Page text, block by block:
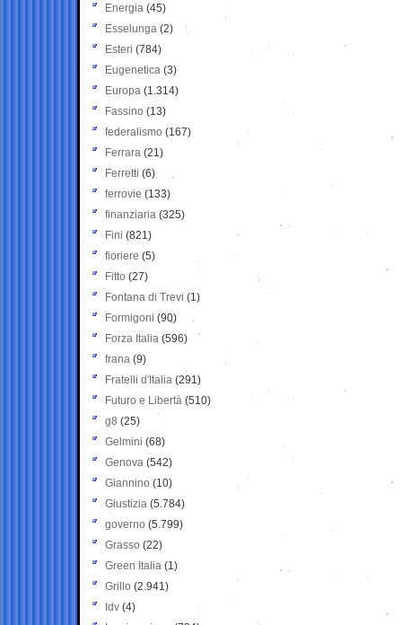
Energia (45)
Esselunga (2)
Esteri (784)
Eugenetica (3)
Europa (1.314)
Fassino (13)
federalismo (167)
Ferrara (21)
Ferretti (6)
ferrovie (133)
finanziaria (325)
Fini (821)
fioriere (5)
Fitto (27)
Fontana di Trevi (1)
Formigoni (90)
Forza Italia (596)
frana (9)
Fratelli d'Italia (291)
Futuro e Libertà (510)
g8 (25)
Gelmini (68)
Genova (542)
Giannino (10)
Giustizia (5.784)
governo (5.799)
Grasso (22)
Green Italia (1)
Grillo (2.941)
Idv (4)